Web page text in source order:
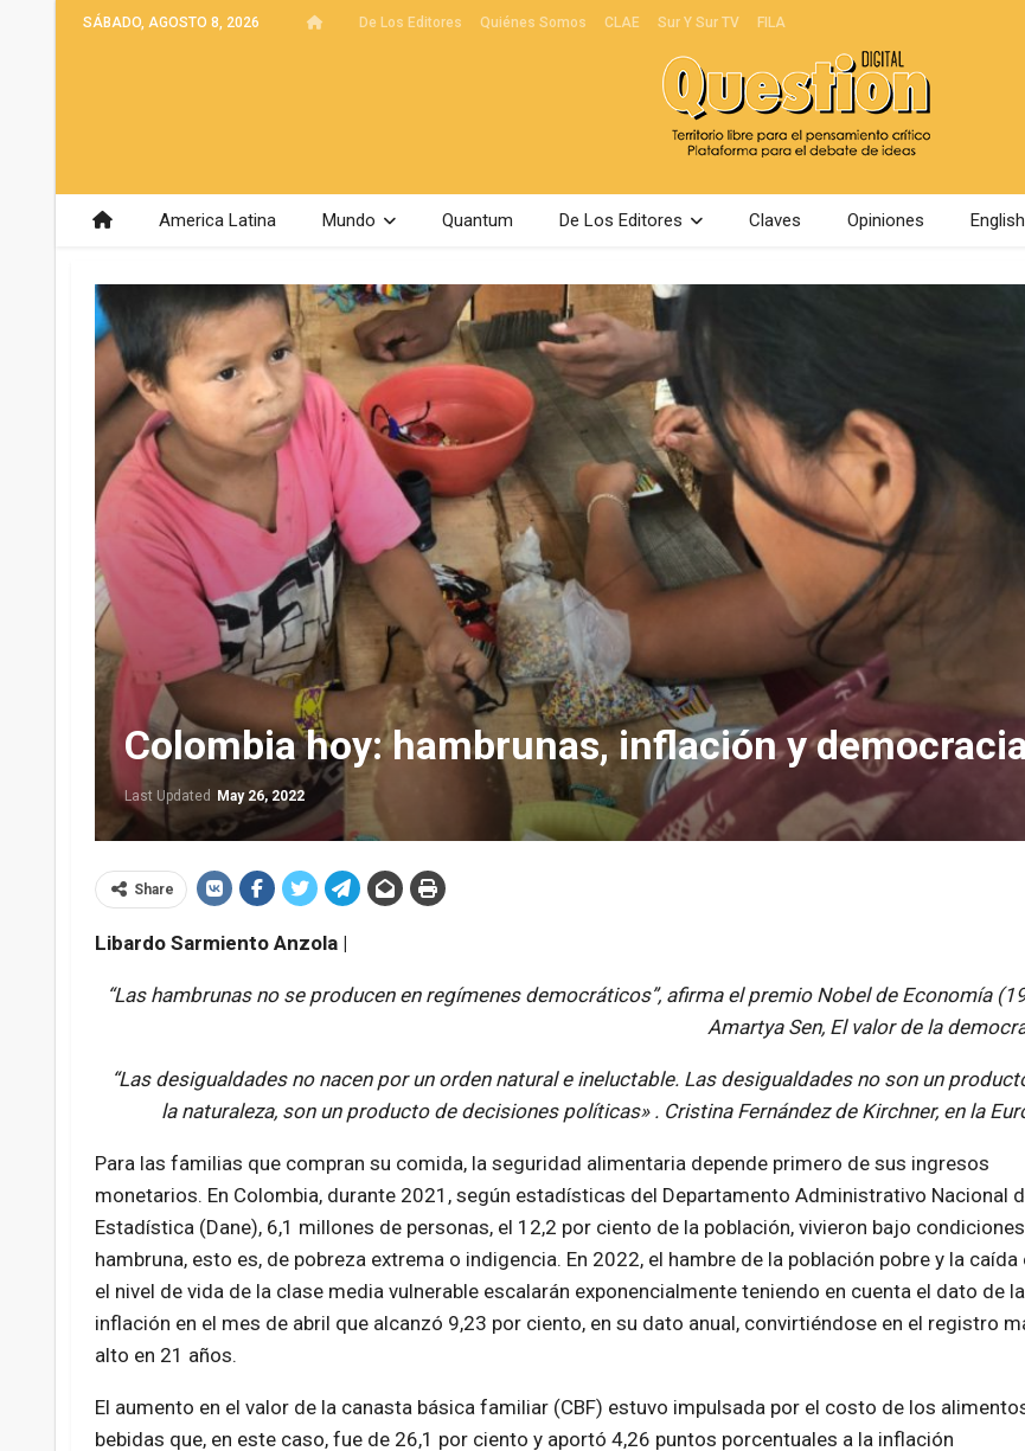
SÁBADO, AGOSTO 8, 2026 De Los Editores Quiénes Somos CLAE Sur Y Sur TV FILA
America Latina Mundo Quantum De Los Editores Claves Opiniones English
Colombia hoy: hambrunas, inflación y
Last Updated May 26, 2022
Share
Libardo Sarmiento Anzola |
“Las hambrunas no se producen en regímenes democráticos”, afirma el premio Nobel de Economía
Amartya Sen, El valor de la
“Las desigualdades no nacen por un orden natural e ineluctable. Las desigualdades no son un
la naturaleza, son un producto de decisiones políticas» . Cristina Fernández de Kirchner, en la
Para las familias que compran su comida, la seguridad alimentaria depende primero de sus ingresos
monetarios. En Colombia, durante 2021, según estadísticas del Departamento Administrativo Nacional
Estadística (Dane), 6,1 millones de personas, el 12,2 por ciento de la población, vivieron bajo
hambruna, esto es, de pobreza extrema o indigencia. En 2022, el hambre de la población pobre y la caída
el nivel de vida de la clase media vulnerable escalarán exponencialmente teniendo en cuenta el dato de la
inflación en el mes de abril que alcanzó 9,23 por ciento, en su dato anual, convirtiéndose en el registro
alto en 21 años.
El aumento en el valor de la canasta básica familiar (CBF) estuvo impulsada por el costo de los
bebidas que, en este caso, fue de 26,1 por ciento y aportó 4,26 puntos porcentuales a la inflación